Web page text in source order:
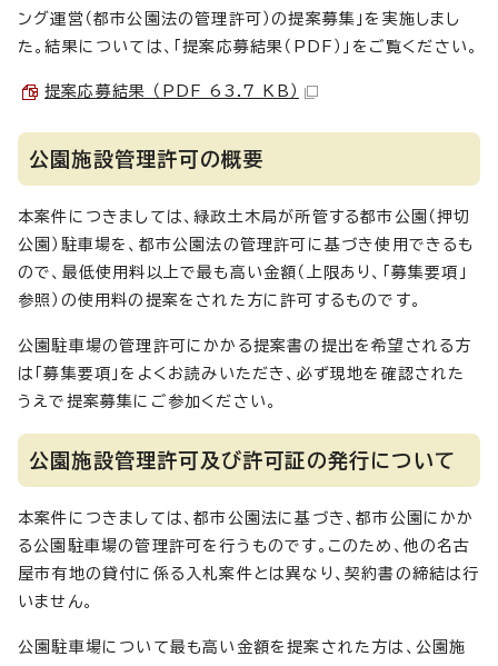
ング運営（都市公園法の管理許可）の提案募集」を実施しまし
た。結果については、「提案応募結果（PDF）」をご覧ください。
提案応募結果 （PDF 63.7 KB）
公園施設管理許可の概要
本案件につきましては、緑政土木局が所管する都市公園（押切
公園）駐車場を、都市公園法の管理許可に基づき使用できるも
ので、最低使用料以上で最も高い金額（上限あり、「募集要項」
参照）の使用料の提案をされた方に許可するものです。
公園駐車場の管理許可にかかる提案書の提出を希望される方
は「募集要項」をよくお読みいただき、必ず現地を確認された
うえで提案募集にご参加ください。
公園施設管理許可及び許可証の発行について
本案件につきましては、都市公園法に基づき、都市公園にかか
る公園駐車場の管理許可を行うものです。このため、他の名古
屋市有地の貸付に係る入札案件とは異なり、契約書の締結は行
いません。
公園駐車場について最も高い金額を提案された方は、公園施